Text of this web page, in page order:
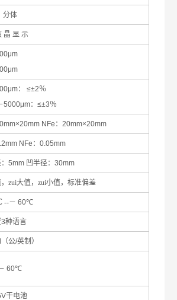
分体
晶 显 示
： ≤±2％
5000μm：≤±3％
×20mm NFe ：20mm×20mm
NFe ：0.05mm
：5mm 凹半径：30mm
zui大值，zui小值，标准偏差
--－ 60℃
3种语言
（公/英制）
60℃
干电池